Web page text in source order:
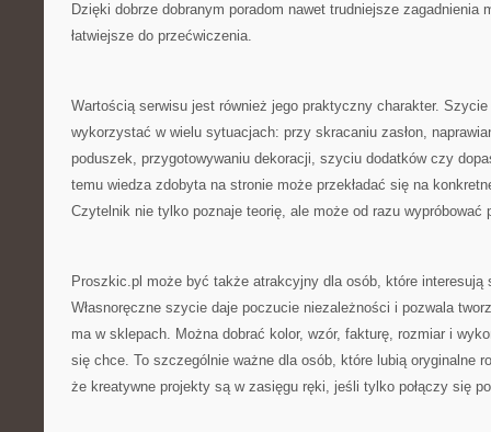
Dzięki dobrze dobranym poradom nawet trudniejsze zagadnienia
łatwiejsze do przećwiczenia.
Wartością serwisu jest również jego praktyczny charakter.
wykorzystać w wielu sytuacjach: przy skracaniu zasłon,
poduszek, przygotowywaniu dekoracji, szyciu dodatków czy
temu wiedza zdobyta na stronie może przekładać się na
Czytelnik nie tylko poznaje teorię, ale może od razu wypróbować
Proszkic.pl może być także atrakcyjny dla osób, które interesują
Własnoręczne szycie daje poczucie niezależności i pozwala
ma w sklepach. Można dobrać kolor, wzór, fakturę, rozmiar i
się chce. To szczególnie ważne dla osób, które lubią oryginalne
że kreatywne projekty są w zasięgu ręki, jeśli tylko połączy się